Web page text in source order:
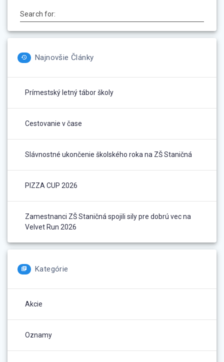
Search for:
Najnovšie Články
Prímestský letný tábor školy
Cestovanie v čase
Slávnostné ukončenie školského roka na ZŠ Staničná
PIZZA CUP 2026
Zamestnanci ZŠ Staničná spojili sily pre dobrú vec na
Velvet Run 2026
Kategórie
Akcie
Oznamy